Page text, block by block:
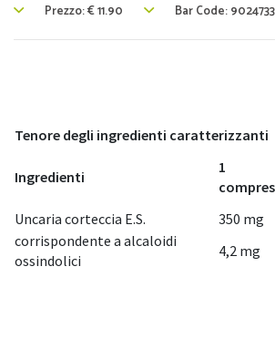
Prezzo:€11.90 Bar Code:
Tenore degli ingredienti caratterizzanti
Ingredienti
1
Uncaria corteccia E.S.
350 mg
corrispondente a alcaloidi
ossindolici
4,2 mg